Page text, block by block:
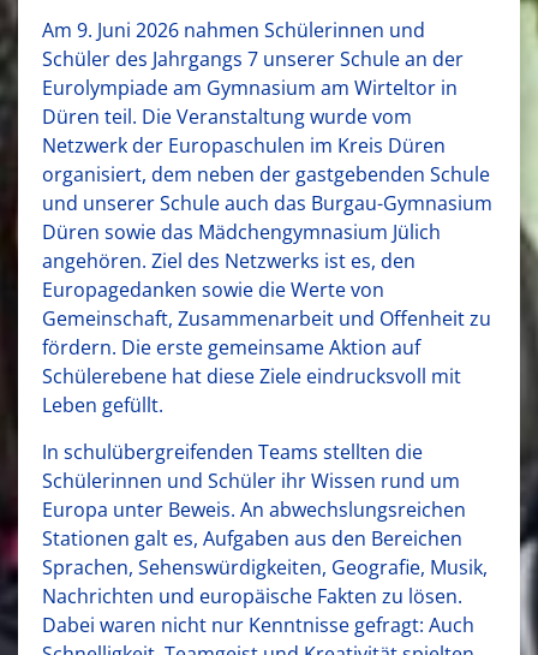
Am 9. Juni 2026 nahmen Schülerinnen und
Schüler des Jahrgangs 7 unserer Schule an der
Eurolympiade am Gymnasium am Wirteltor in
Düren teil. Die Veranstaltung wurde vom
Netzwerk der Europaschulen im Kreis Düren
organisiert, dem neben der gastgebenden Schule
und unserer Schule auch das Burgau-Gymnasium
Düren sowie das Mädchengymnasium Jülich
angehören. Ziel des Netzwerks ist es, den
Europagedanken sowie die Werte von
Gemeinschaft, Zusammenarbeit und Offenheit zu
fördern. Die erste gemeinsame Aktion auf
Schülerebene hat diese Ziele eindrucksvoll mit
Leben gefüllt.
In schulübergreifenden Teams stellten die
Schülerinnen und Schüler ihr Wissen rund um
Europa unter Beweis. An abwechslungsreichen
Stationen galt es, Aufgaben aus den Bereichen
Sprachen, Sehenswürdigkeiten, Geografie, Musik,
Nachrichten und europäische Fakten zu lösen.
Dabei waren nicht nur Kenntnisse gefragt: Auch